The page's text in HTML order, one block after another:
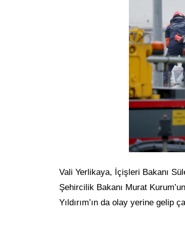
Vali Yerlikaya, İçişleri Bakanı
Şehircilik Bakanı Murat
Yıldırım’ın da olay yerine gelip